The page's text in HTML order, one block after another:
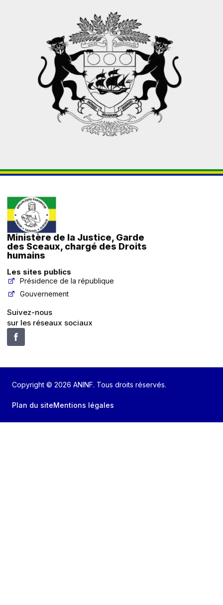
Ministère de la Justice, Garde
des Sceaux, chargé des Droits
humains
Les sites publics
Présidence de la république
Gouvernement
Suivez-nous
sur les réseaux sociaux
Copyright © 2026 ANINF. Tous droits réservés.
Plan du siteMentions légales